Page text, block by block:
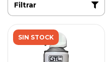
Filtrar
SIN STOCK